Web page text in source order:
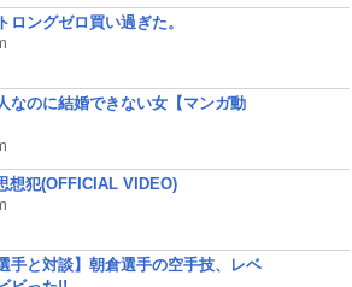
ロングゼロ買い過ぎた。
なのに結婚できない女【マンガ動
想犯(OFFICIAL VIDEO)
手と対談】朝倉選手の空手技、レベ